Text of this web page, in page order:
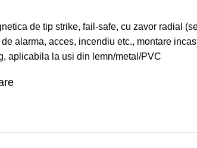
de tip strike, fail-safe, cu zavor radial
alarma, acces, incendiu etc., montare
aplicabila la usi din lemn/metal/PVC